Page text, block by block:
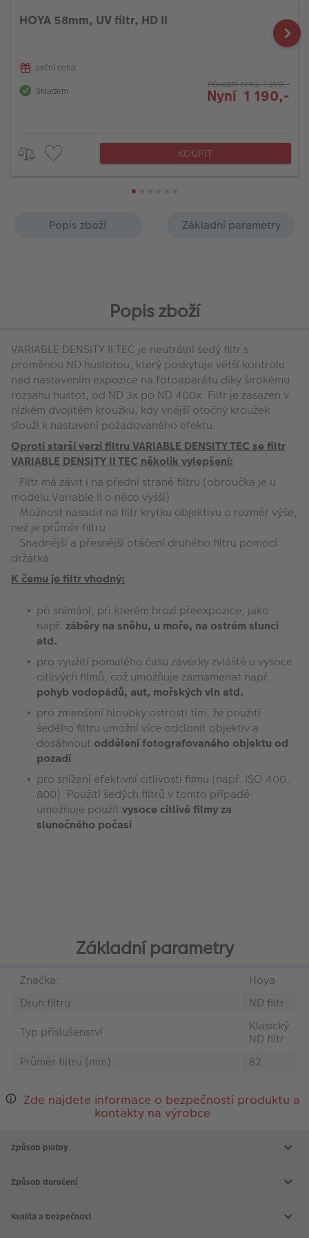
HOYA 58mm, UV filtr, HD II
akční cena
Skladem
Původní cena 1 390,-
Nyní 1 190,-
KOUPIT
Popis zboží Základní parametry
Popis zboží
VARIABLE DENSITY II TEC je neutrální šedý filtr s
proměnou ND hustotou, který poskytuje větší kontrolu
nad nastavením expozice na fotoaparátu díky širokému
rozsahu hustot, od ND 3x po ND 400x. Filtr je zasazen v
nízkém dvojitém kroužku, kdy vnější otočný kroužek
slouží k nastavení požadovaného efektu.
Oproti starší verzi filtru VARIABLE DENSITY TEC se filtr
VARIABLE DENSITY II TEC několik vylepšení:
Filtr má závit i na přední straně filtru (obroučka je u
modelu Variable II o něco vyšší)
Možnost nasadit na filtr krytku objektivu o rozměr výše,
než je průměr filtru
Snadnější a přesnější otáčení druhého filtru pomocí
držátka
K čemu je filtr vhodný:
při snímání, při kterém hrozí přeexpozice, jako
např. záběry na sněhu, u moře, na ostrém slunci
atd.
pro využití pomalého času závěrky zvláště u vysoce
citlivých filmů, což umožňuje zaznamenat např.
pohyb vodopádů, aut, mořských vln atd.
pro zmenšení hloubky ostrosti tím, že použití
šedého filtru umožní více odclonit objektiv a
dosáhnout oddělení fotografovaného objektu od
pozadí
pro snížení efektivní citlivosti filmu (např. ISO 400,
800). Použití šedých filtrů v tomto případě
umožňuje použít vysoce citlivé filmy za
slunečného počasí
Základní parametry
Značka:
Hoya
Druh filtru:
ND filtr
Typ příslušenství:
Klasický
ND filtr
Průměr filtru (mm):
82
Zde najdete informace o bezpečnosti produktu a
kontakty na výrobce
Způsob platby
Způsob doručení
Kvalita a bezpečnost